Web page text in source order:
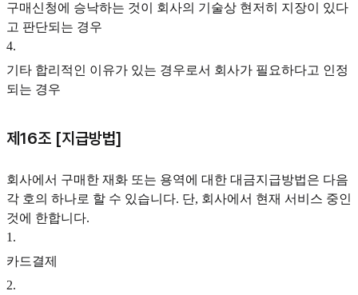
구매신청에 승낙하는 것이 회사의 기술상 현저히 지장이 있다
고 판단되는 경우
4.
기타 합리적인 이유가 있는 경우로서 회사가 필요하다고 인정
되는 경우
제16조 [지급방법]
회사에서 구매한 재화 또는 용역에 대한 대금지급방법은 다음
각 호의 하나로 할 수 있습니다. 단, 회사에서 현재 서비스 중인
것에 한합니다.
1 .
카드결제
2.